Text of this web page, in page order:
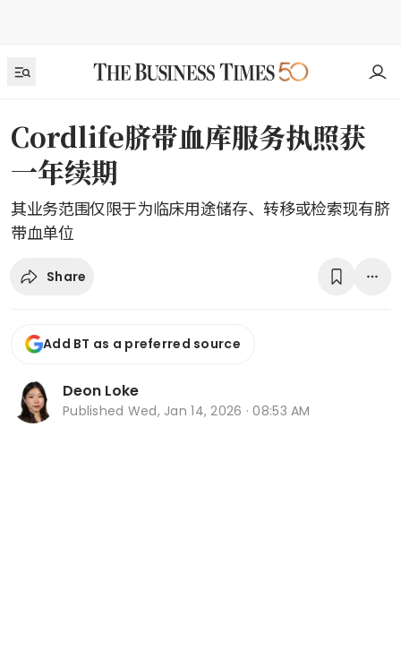
Cordlife脐带血库服务执照获
一年续期
其业务范围仅限于为临床用途储存、转移或检索现有脐
带血单位
Share
Add BT as a preferred source
Deon Loke
Published Wed, Jan 14, 2026 · 08:53 AM